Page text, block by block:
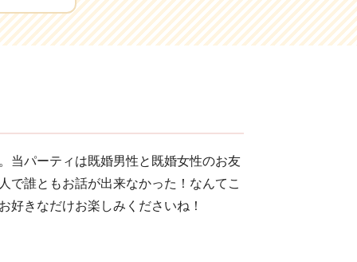
当パーティは既婚男性と既婚女性のお友
で誰ともお話が出来なかった！なんてこ
好きなだけお楽しみくださいね！